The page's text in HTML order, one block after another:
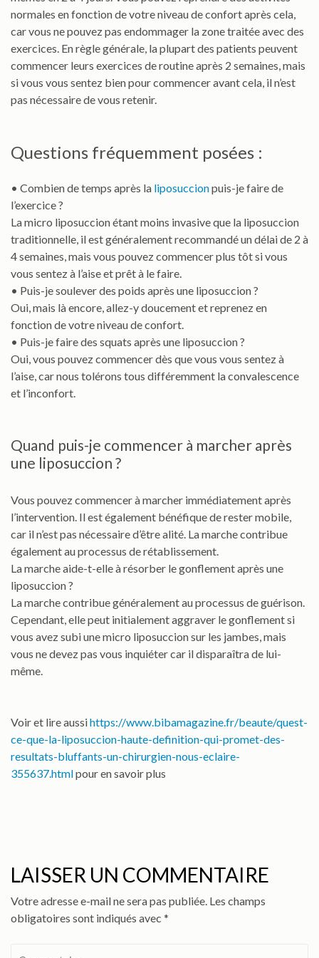
normales en fonction de votre niveau de confort après cela,
car vous ne pouvez pas endommager la zone traitée avec des
exercices. En règle générale, la plupart des patients peuvent
commencer leurs exercices de routine après 2 semaines, mais
si vous vous sentez bien pour commencer avant cela, il n’est
pas nécessaire de vous retenir.
Questions fréquemment posées :
• Combien de temps après la liposuccionpuis-je faire de
l’exercice ?
La micro liposuccion étant moins invasive que la liposuccion
traditionnelle, il est généralement recommandé un délai de 2 à
4 semaines, mais vous pouvez commencer plus tôt si vous
vous sentez à l’aise et prêt à le faire.
• Puis-je soulever des poids après une liposuccion ?
Oui, mais là encore, allez-y doucement et reprenez en
fonction de votre niveau de confort.
• Puis-je faire des squats après une liposuccion ?
Oui, vous pouvez commencer dès que vous vous sentez à
l’aise, car nous tolérons tous différemment la convalescence
et l’inconfort.
Quand puis-je commencer à marcher après
une liposuccion ?
Vous pouvez commencer à marcher immédiatement après
l’intervention. Il est également bénéfique de rester mobile,
car il n’est pas nécessaire d’être alité. La marche contribue
également au processus de rétablissement.
La marche aide-t-elle à résorber le gonflement après une
liposuccion ?
La marche contribue généralement au processus de guérison.
Cependant, elle peut initialement aggraver le gonflement si
vous avez subi une micro liposuccion sur les jambes, mais
vous ne devez pas vous inquiéter car il disparaîtra de lui-
même.
Voir et lire aussihttps://www.bibamagazine.fr/beaute/quest-
ce-que-la-liposuccion-haute-definition-qui-promet-des-
resultats-bluffants-un-chirurgien-nous-eclaire-
355637.htmlpour en savoir plus
LAISSER UN COMMENTAIRE
Votre adresse e-mail ne sera pas publiée. Les champs
obligatoires sont indiqués avec *